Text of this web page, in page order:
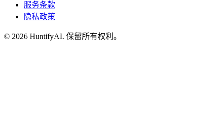
服务条款
隐私政策
© 2026 HuntifyAI. 保留所有权利。